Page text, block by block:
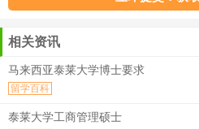
相关资讯
马来西亚泰莱大学博士要求
留学百科
泰莱大学工商管理硕士